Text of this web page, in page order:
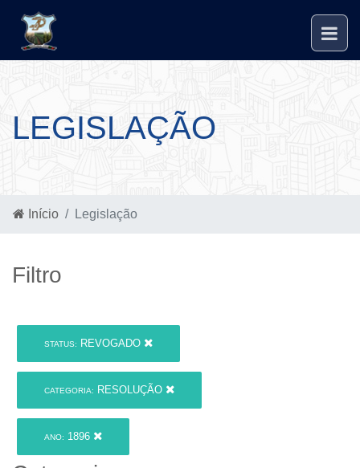
LEGISLAÇÃO
Início Legislação
Filtro
STATUS: REVOGADO
CATEGORIA: RESOLUÇÃO
ANO: 1896